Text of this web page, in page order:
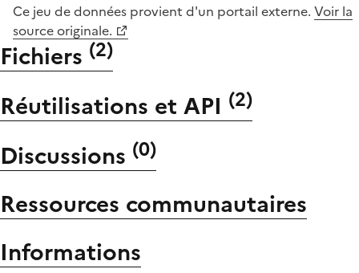
Ce jeu de données provient d'un portail externe. Voir la
source originale.
Fichiers (2)
Réutilisations et API (2)
Discussions (0)
Ressources communautaires
Informations